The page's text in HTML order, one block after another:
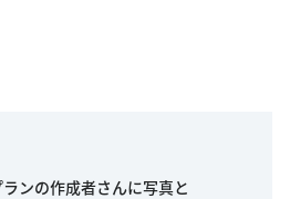
ンの作成者さんに写真と